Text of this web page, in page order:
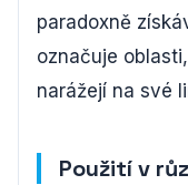
paradoxně
označuje
narážejí na své
Použití v